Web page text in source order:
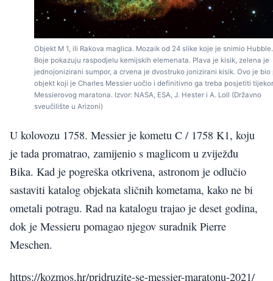
Objekt M 1, ili Rakova maglica. Mozaik od 24 slike koje je snimio Hubble.
Boje pokazuju raspodjelu kemijskih elemenata. Plava je kisik, zelena je
jednojonizirani sumpor, a crvena je dvostruko jonizirani kisik. Ovo je bio
objekt koji je Charles Messier uočio i definitivno ga treba posjetiti
Messierovog maratona. Izvor: NASA, ESA, J. Hester i A. Loll (Državno
sveučilište u Arizoni)
U kolovozu 1758. Messier je kometu C / 1758 K1, koju
je tada promatrao, zamijenio s maglicom u zviježđu
Bika. Kad je pogreška otkrivena, astronom je odlučio
sastaviti katalog objekata sličnih kometama, kako ne bi
ometali potragu. Rad na katalogu trajao je deset godina,
dok je Messieru pomagao njegov suradnik Pierre
Meschen.
https://kozmos.hr/pridruzite-se-messier-maratonu-2021/